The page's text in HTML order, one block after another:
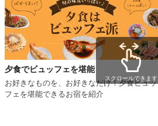
夕食でビュッフェを堪能
お好きなものを、お好きなだけ！夕食ビュッ
フェを堪能できるお宿を紹介
スクロールできます